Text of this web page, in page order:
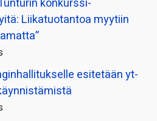
konkurssi­
Liikatuotantoa myytiin
esitetään yt-